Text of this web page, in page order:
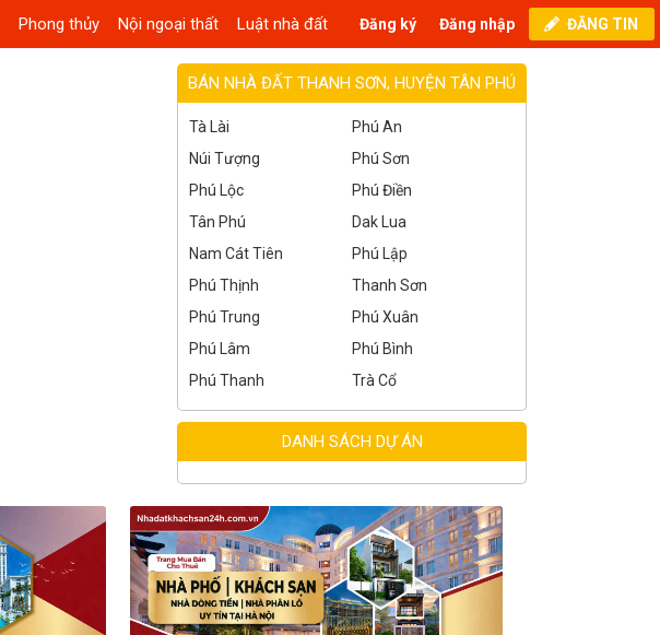
Phong thủy Nội ngoại thất Luật nhà đất ĐĂNG TIN
Đăng nhập
Đăng ký
BÁN NHÀ ĐẤT THANH SƠN, HUYỆN TÂN PHÚ
Tà Lài
Phú An
Núi Tượng
Phú Sơn
Phú Lộc
Phú Điền
Tân Phú
Dak Lua
Nam Cát Tiên
Phú Lập
Phú Thịnh
Thanh Sơn
Phú Trung
Phú Xuân
Phú Lâm
Phú Bình
Phú Thanh
Trà Cổ
DANH SÁCH DỰ ÁN